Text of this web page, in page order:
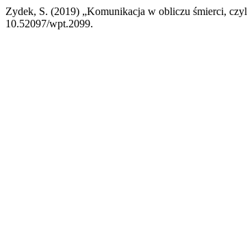
Zydek, S. (2019) „Komunikacja w obliczu śmierci,
10.52097/wpt.2099.